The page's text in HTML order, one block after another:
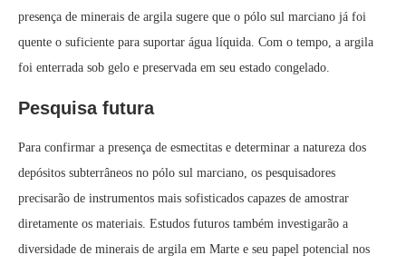
presença de minerais de argila sugere que o pólo sul marciano já foi
quente o suficiente para suportar água líquida. Com o tempo, a argila
foi enterrada sob gelo e preservada em seu estado congelado.
Pesquisa futura
Para confirmar a presença de esmectitas e determinar a natureza dos
depósitos subterrâneos no pólo sul marciano, os pesquisadores
precisarão de instrumentos mais sofisticados capazes de amostrar
diretamente os materiais. Estudos futuros também investigarão a
diversidade de minerais de argila em Marte e seu papel potencial nos